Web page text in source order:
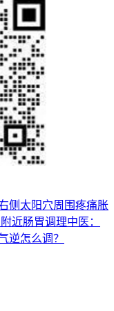
侧太阳穴周围疼痛胀
近肠胃调理中医：
逆怎么调？